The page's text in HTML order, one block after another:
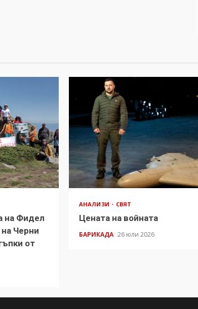
на Фидел
Черни
от
АНАЛИЗИ СВЯТ
Цената на войната
БАРИКАДА 26 юли 2026